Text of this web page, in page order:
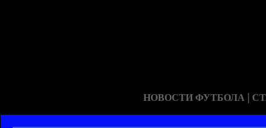
НОВОСТИ ФУТБОЛА |